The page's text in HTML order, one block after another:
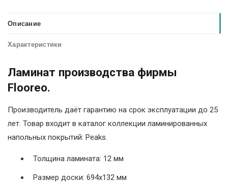
Описание
Характеристики
Ламинат производства фирмы
Flooreo.
Производитель даёт гарантию на срок эксплуатации до 25
лет. Товар входит в каталог коллекции ламинированных
напольных покрытий: Peaks.
Толщина ламината: 12 мм
Размер доски: 694х132 мм